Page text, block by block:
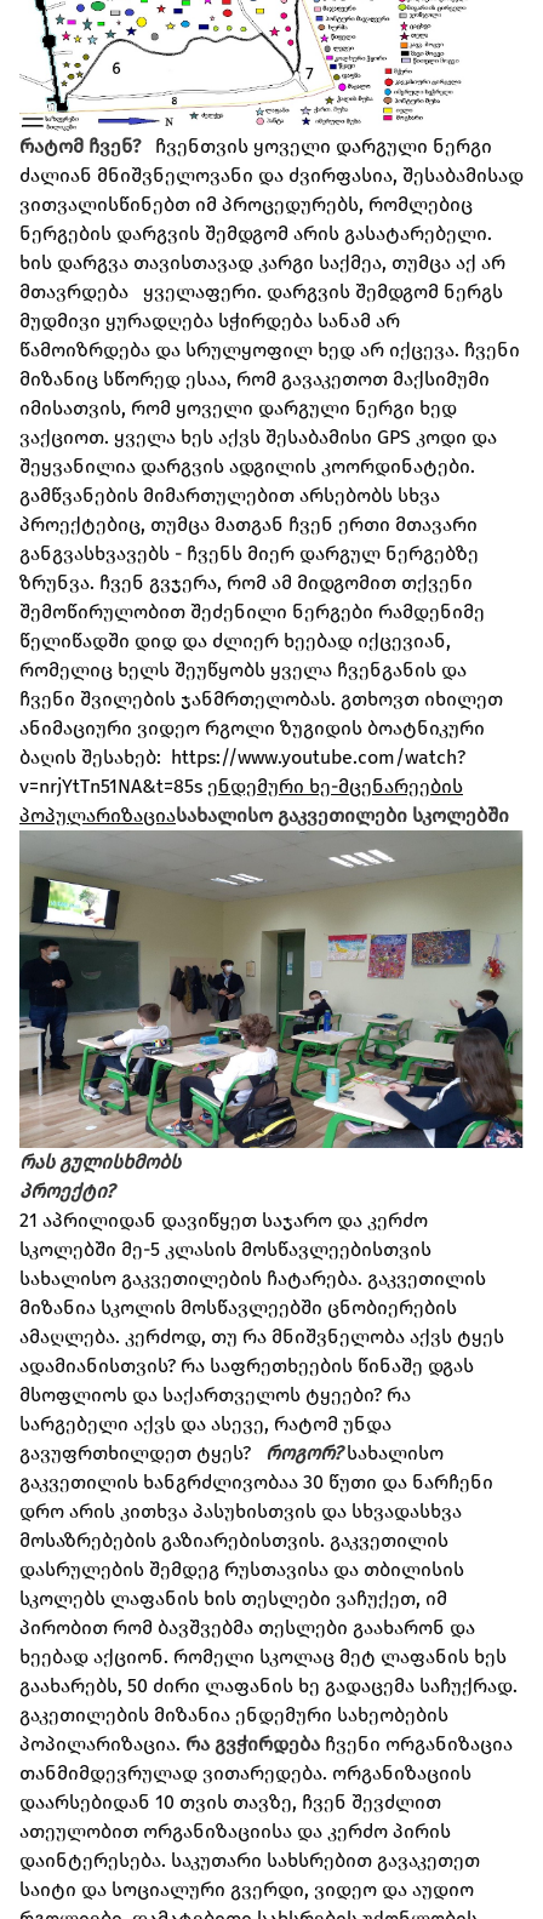
რატომ ჩვენ?ჩვენთვის ყოველი დარგული ნერგი
ძალიან მნიშვნელოვანი და ძვირფასია, შესაბამისად
ვითვალისწინებთ იმ პროცედურებს, რომლებიც
ნერგების დარგვის შემდგომ არის გასატარებელი.
ხის დარგვა თავისთავად კარგი საქმეა, თუმცა აქ არ
მთავრდება ყველაფერი. დარგვის შემდგომ ნერგს
მუდმივი ყურადღება სჭირდება სანამ არ
წამოიზრდება და სრულყოფილ ხედ არ იქცევა. ჩვენი
მიზანიც სწორედ ესაა, რომ გავაკეთოთ მაქსიმუმი
იმისათვის, რომ ყოველი დარგული ნერგი ხედ
ვაქციოთ. ყველა ხეს აქვს შესაბამისი GPS კოდი და
შეყვანილია დარგვის ადგილის კოორდინატები.
გამწვანების მიმართულებით არსებობს სხვა
პროექტებიც, თუმცა მათგან ჩვენ ერთი მთავარი
განგვასხვავებს - ჩვენს მიერ დარგულ ნერგებზე
ზრუნვა. ჩვენ გვჯერა, რომ ამ მიდგომით თქვენი
შემოწირულობით შეძენილი ნერგები რამდენიმე
წელიწადში დიდ და ძლიერ ხეებად იქცევიან,
რომელიც ხელს შეუწყობს ყველა ჩვენგანის და
ჩვენი შვილების ჯანმრთელობას. გთხოვთ იხილეთ
ანიმაციური ვიდეო რგოლი ზუგიდის ბოატნიკური
ბაღის შესახებ: https://www.youtube.com/watch?
v=nrjYtTn51NA&t=85s ენდემური ხე-მცენარეების
პოპულარიზაციასახალისო გაკვეთილები სკოლებში
რას გულისხმობს
პროექტი?
21 აპრილიდან დავიწყეთ საჯარო და კერძო
სკოლებში მე-5 კლასის მოსწავლეებისთვის
სახალისო გაკვეთილების ჩატარება. გაკვეთილის
მიზანია სკოლის მოსწავლეებში ცნობიერების
ამაღლება. კერძოდ, თუ რა მნიშვნელობა აქვს ტყეს
ადამიანისთვის? რა საფრეთხეების წინაშე დგას
მსოფლიოს და საქართველოს ტყეები? რა
სარგებელი აქვს და ასევე, რატომ უნდა
გავუფრთხილდეთ ტყეს? როგორ?სახალისო
გაკვეთილის ხანგრძლივობაა 30 წუთი და ნარჩენი
დრო არის კითხვა პასუხისთვის და სხვადასხვა
მოსაზრებების გაზიარებისთვის. გაკვეთილის
დასრულების შემდეგ რუსთავისა და თბილისის
სკოლებს ლაფანის ხის თესლები ვაჩუქეთ, იმ
პირობით რომ ბავშვებმა თესლები გაახარონ და
ხეებად აქციონ. რომელი სკოლაც მეტ ლაფანის ხეს
გაახარებს, 50 ძირი ლაფანის ხე გადაცემა საჩუქრად.
გაკეთილების მიზანია ენდემური სახეობების
პოპილარიზაცია. რა გვჭირდება ჩვენი ორგანიზაცია
თანმიმდევრულად ვითარედება. ორგანიზაციის
დაარსებიდან 10 თვის თავზე, ჩვენ შევძლით
ათეულობით ორგანიზაციისა და კერძო პირის
დაინტერესება. საკუთარი სახსრებით გავაკეთეთ
საიტი და სოციალური გვერდი, ვიდეო და აუდიო